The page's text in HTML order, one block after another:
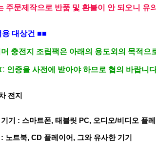
주문제작으로 반품 및 환불이 안 되오니 유
대상건 ■■
충전지 조립팩은 아래의 용도외의 목적으
인증을 사전에 받아야 하므로 협의 바랍니
전지
기 : 스마트폰, 태블릿 PC, 오디오/비디오 플
노트북, CD 플레이어, 그와 유사한 기기